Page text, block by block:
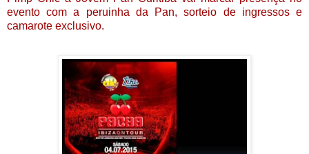
evento com a peruinha da Pan, sorteio de ingressos e
camarote exclusivo.